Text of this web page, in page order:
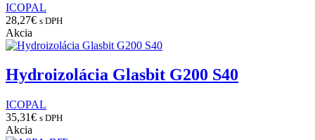
ICOPAL
28,27€ s DPH
Akcia
Hydroizolácia Glasbit G200 S40
ICOPAL
35,31€ s DPH
Akcia